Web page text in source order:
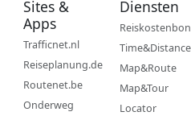
Sites &
Apps
Trafficnet.nl
Reiseplanung.de
Routenet.be
Onderweg
Diensten
Reiskostenbon
Time&Distance
Map&Route
Map&Tour
Locator